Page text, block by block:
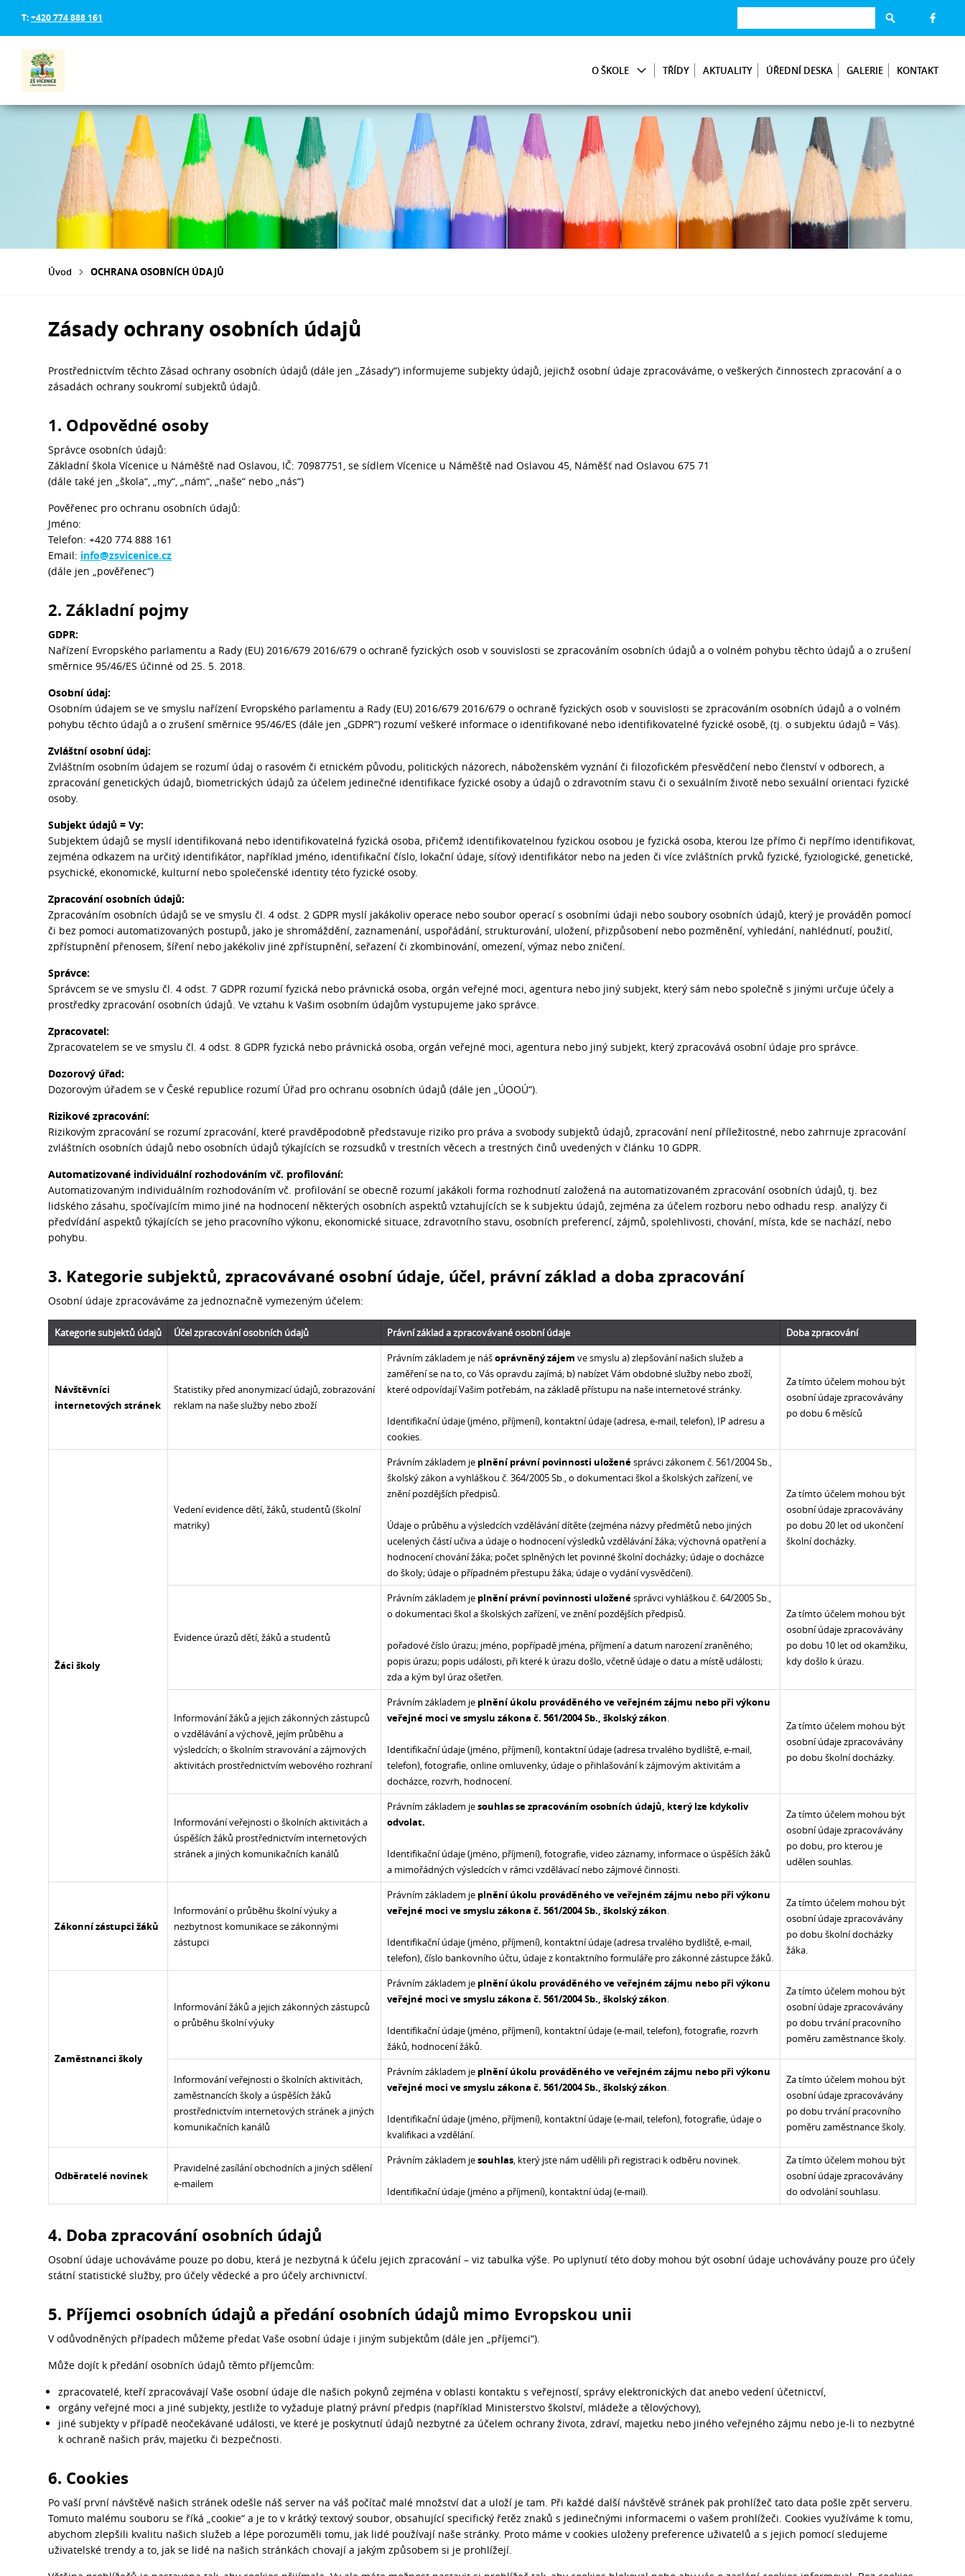
T:+420 774 888 161
O ŠKOLE TŘÍDY AKTUALITY ÚŘEDNÍ DESKA GALERIE KONTAKT
Úvod OCHRANA OSOBNÍCH ÚDAJŮ
Zásady ochrany osobních údajů
Prostřednictvím těchto Zásad ochrany osobních údajů (dále jen „Zásady“) informujeme subjekty údajů, jejichž osobní údaje zpracováváme, o veškerých činnostech zpracování a o
zásadách ochrany soukromí subjektů údajů.
1. Odpovědné osoby
Správce osobních údajů:
Základní škola Vícenice u Náměště nad Oslavou, IČ: 70987751, se sídlem Vícenice u Náměště nad Oslavou 45, Náměšť nad Oslavou 675 71
(dále také jen „škola“, „my“, „nám“, „naše“ nebo „nás“)
Pověřenec pro ochranu osobních údajů:
Jméno:
Telefon: +420 774 888 161
Email: info@zsvicenice.cz
(dále jen „pověřenec“)
2. Základní pojmy
GDPR:
Nařízení Evropského parlamentu a Rady (EU) 2016/679 2016/679 o ochraně fyzických osob v souvislosti se zpracováním osobních údajů a o volném pohybu těchto údajů a o zrušení
směrnice 95/46/ES účinné od 25. 5. 2018.
Osobní údaj:
Osobním údajem se ve smyslu nařízení Evropského parlamentu a Rady (EU) 2016/679 2016/679 o ochraně fyzických osob v souvislosti se zpracováním osobních údajů a o volném
pohybu těchto údajů a o zrušení směrnice 95/46/ES (dále jen „GDPR“) rozumí veškeré informace o identifikované nebo identifikovatelné fyzické osobě, (tj. o subjektu údajů = Vás).
Zvláštní osobní údaj:
Zvláštním osobním údajem se rozumí údaj o rasovém či etnickém původu, politických názorech, náboženském vyznání či filozofickém přesvědčení nebo členství v odborech, a
zpracování genetických údajů, biometrických údajů za účelem jedinečné identifikace fyzické osoby a údajů o zdravotním stavu či o sexuálním životě nebo sexuální orientaci fyzické
osoby.
Subjekt údajů = Vy:
Subjektem údajů se myslí identifikovaná nebo identifikovatelná fyzická osoba, přičemž identifikovatelnou fyzickou osobou je fyzická osoba, kterou lze přímo či nepřímo identifikovat,
zejména odkazem na určitý identifikátor, například jméno, identifikační číslo, lokační údaje, síťový identifikátor nebo na jeden či více zvláštních prvků fyzické, fyziologické, genetické,
psychické, ekonomické, kulturní nebo společenské identity této fyzické osoby.
Zpracování osobních údajů:
Zpracováním osobních údajů se ve smyslu čl. 4 odst. 2 GDPR myslí jakákoliv operace nebo soubor operací s osobními údaji nebo soubory osobních údajů, který je prováděn pomocí
či bez pomoci automatizovaných postupů, jako je shromáždění, zaznamenání, uspořádání, strukturování, uložení, přizpůsobení nebo pozměnění, vyhledání, nahlédnutí, použití,
zpřístupnění přenosem, šíření nebo jakékoliv jiné zpřístupnění, seřazení či zkombinování, omezení, výmaz nebo zničení.
Správce:
Správcem se ve smyslu čl. 4 odst. 7 GDPR rozumí fyzická nebo právnická osoba, orgán veřejné moci, agentura nebo jiný subjekt, který sám nebo společně s jinými určuje účely a
prostředky zpracování osobních údajů. Ve vztahu k Vašim osobním údajům vystupujeme jako správce.
Zpracovatel:
Zpracovatelem se ve smyslu čl. 4 odst. 8 GDPR fyzická nebo právnická osoba, orgán veřejné moci, agentura nebo jiný subjekt, který zpracovává osobní údaje pro správce.
Dozorový úřad:
Dozorovým úřadem se v České republice rozumí Úřad pro ochranu osobních údajů (dále jen „ÚOOÚ“).
Rizikové zpracování:
Rizikovým zpracování se rozumí zpracování, které pravděpodobně představuje riziko pro práva a svobody subjektů údajů, zpracování není příležitostné, nebo zahrnuje zpracování
zvláštních osobních údajů nebo osobních údajů týkajících se rozsudků v trestních věcech a trestných činů uvedených v článku 10 GDPR.
Automatizované individuální rozhodováním vč. profilování:
Automatizovaným individuálním rozhodováním vč. profilování se obecně rozumí jakákoli forma rozhodnutí založená na automatizovaném zpracování osobních údajů, tj. bez
lidského zásahu, spočívajícím mimo jiné na hodnocení některých osobních aspektů vztahujících se k subjektu údajů, zejména za účelem rozboru nebo odhadu resp. analýzy či
předvídání aspektů týkajících se jeho pracovního výkonu, ekonomické situace, zdravotního stavu, osobních preferencí, zájmů, spolehlivosti, chování, místa, kde se nachází, nebo
pohybu.
3. Kategorie subjektů, zpracovávané osobní údaje, účel, právní základ a doba zpracování
Osobní údaje zpracováváme za jednoznačně vymezeným účelem:
Kategorie subjektů údajů Účel zpracování osobních údajů Právní základ a zpracovávané osobní údaje Doba zpracování
Návštěvníci
internetových stránek
Statistiky před anonymizací údajů, zobrazování
reklam na naše služby nebo zboží
Právním základem je nášoprávněný zájem ve smyslu a) zlepšování našich služeb a
zaměření se na to, co Vás opravdu zajímá; b) nabízet Vám obdobné služby nebo zboží,
které odpovídají Vašim potřebám, na základě přístupu na naše internetové stránky.
Identifikační údaje (jméno, příjmení), kontaktní údaje (adresa, e-mail, telefon), IP adresu a
cookies.
Za tímto účelem mohou být
osobní údaje zpracovávány
po dobu 6 měsíců
Žáci školy
Vedení evidence dětí, žáků, studentů (školní
matriky)
Právním základem je plnění právní povinnosti uloženésprávci zákonem č. 561/2004 Sb.,
školský zákon a vyhláškou č. 364/2005 Sb., o dokumentaci škol a školských zařízení, ve
znění pozdějších předpisů.
Údaje o průběhu a výsledcích vzdělávání dítěte (zejména názvy předmětů nebo jiných
ucelených částí učiva a údaje o hodnocení výsledků vzdělávání žáka; výchovná opatření a
hodnocení chování žáka; počet splněných let povinné školní docházky; údaje o docházce
do školy; údaje o případném přestupu žáka; údaje o vydání vysvědčení).
Za tímto účelem mohou být
osobní údaje zpracovávány
po dobu 20 let od ukončení
školní docházky.
Evidence úrazů dětí, žáků a studentů
Právním základem je plnění právní povinnosti uloženésprávci vyhláškou č. 64/2005 Sb.,
o dokumentaci škol a školských zařízení, ve znění pozdějších předpisů.
pořadové číslo úrazu; jméno, popřípadě jména, příjmení a datum narození zraněného;
popis úrazu; popis události, při které k úrazu došlo, včetně údaje o datu a místě události;
zda a kým byl úraz ošetřen.
Za tímto účelem mohou být
osobní údaje zpracovávány
po dobu 10 let od okamžiku,
kdy došlo k úrazu.
Informování žáků a jejich zákonných zástupců
o vzdělávání a výchově, jejím průběhu a
výsledcích; o školním stravování a zájmových
aktivitách prostřednictvím webového rozhraní
Právním základem je plnění úkolu prováděného ve veřejném zájmu nebo při výkonu
veřejné moci ve smyslu zákona č. 561/2004 Sb., školský zákon.
Identifikační údaje (jméno, příjmení), kontaktní údaje (adresa trvalého bydliště, e-mail,
telefon), fotografie, online omluvenky, údaje o přihlašování k zájmovým aktivitám a
docházce, rozvrh, hodnocení.
Za tímto účelem mohou být
osobní údaje zpracovávány
po dobu školní docházky.
Informování veřejnosti o školních aktivitách a
úspěších žáků prostřednictvím internetových
stránek a jiných komunikačních kanálů
Právním základem jesouhlas se zpracováním osobních údajů, který lze kdykoliv
odvolat.
Identifikační údaje (jméno, příjmení), fotografie, video záznamy, informace o úspěších žáků
a mimořádných výsledcích v rámci vzdělávací nebo zájmové činnosti.
Za tímto účelem mohou být
osobní údaje zpracovávány
po dobu, pro kterou je
udělen souhlas.
Zákonní zástupci žáků
Informování o průběhu školní výuky a
nezbytnost komunikace se zákonnými
zástupci
Právním základem je plnění úkolu prováděného ve veřejném zájmu nebo při výkonu
veřejné moci ve smyslu zákona č. 561/2004 Sb., školský zákon.
Identifikační údaje (jméno, příjmení), kontaktní údaje (adresa trvalého bydliště, e-mail,
telefon), číslo bankovního účtu, údaje z kontaktního formuláře pro zákonné zástupce žáků.
Za tímto účelem mohou být
osobní údaje zpracovávány
po dobu školní docházky
žáka.
Zaměstnanci školy
Informování žáků a jejich zákonných zástupců
o průběhu školní výuky
Právním základem je plnění úkolu prováděného ve veřejném zájmu nebo při výkonu
veřejné moci ve smyslu zákona č. 561/2004 Sb., školský zákon.
Identifikační údaje (jméno, příjmení), kontaktní údaje (e-mail, telefon), fotografie, rozvrh
žáků, hodnocení žáků.
Za tímto účelem mohou být
osobní údaje zpracovávány
po dobu trvání pracovního
poměru zaměstnance školy.
Informování veřejnosti o školních aktivitách,
zaměstnancích školy a úspěších žáků
prostřednictvím internetových stránek a jiných
komunikačních kanálů
Právním základem je plnění úkolu prováděného ve veřejném zájmu nebo při výkonu
veřejné moci ve smyslu zákona č. 561/2004 Sb., školský zákon.
Identifikační údaje (jméno, příjmení), kontaktní údaje (e-mail, telefon), fotografie, údaje o
kvalifikaci a vzdělání.
Za tímto účelem mohou být
osobní údaje zpracovávány
po dobu trvání pracovního
poměru zaměstnance školy.
Odběratelé novinek
Pravidelné zasílání obchodních a jiných sdělení
e-mailem
Právním základem jesouhlas, který jste nám udělili při registraci k odběru novinek.
Identifikační údaje (jméno a příjmení), kontaktní údaj (e-mail).
Za tímto účelem mohou být
osobní údaje zpracovávány
do odvolání souhlasu.
4. Doba zpracování osobních údajů
Osobní údaje uchováváme pouze po dobu, která je nezbytná k účelu jejich zpracování – viz tabulka výše. Po uplynutí této doby mohou být osobní údaje uchovávány pouze pro účely
státní statistické služby, pro účely vědecké a pro účely archivnictví.
5. Příjemci osobních údajů a předání osobních údajů mimo Evropskou unii
V odůvodněných případech můžeme předat Vaše osobní údaje i jiným subjektům (dále jen „příjemci“).
Může dojít k předání osobních údajů těmto příjemcům:
zpracovatelé, kteří zpracovávají Vaše osobní údaje dle našich pokynů zejména v oblasti kontaktu s veřejností, správy elektronických dat anebo vedení účetnictví,
orgány veřejné moci a jiné subjekty, jestliže to vyžaduje platný právní předpis (například Ministerstvo školství, mládeže a tělovýchovy),
jiné subjekty v případě neočekávané události, ve které je poskytnutí údajů nezbytné za účelem ochrany života, zdraví, majetku nebo jiného veřejného zájmu nebo je-li to nezbytné
k ochraně našich práv, majetku či bezpečnosti.
6. Cookies
Po vaší první návštěvě našich stránek odešle náš server na váš počítač malé množství dat a uloží je tam. Při každé další návštěvě stránek pak prohlížeč tato data pošle zpět serveru.
Tomuto malému souboru se říká „cookie“ a je to v krátký textový soubor, obsahující specifický řetěz znaků s jedinečnými informacemi o vašem prohlížeči. Cookies využíváme k tomu,
abychom zlepšili kvalitu našich služeb a lépe porozuměli tomu, jak lidé používají naše stránky. Proto máme v cookies uloženy preference uživatelů a s jejich pomocí sledujeme
uživatelské trendy a to, jak se lidé na našich stránkách chovají a jakým způsobem si je prohlížejí.